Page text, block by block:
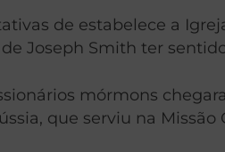
de estabelece a
Joseph Smith ter
mórmons
que serviu na Missão